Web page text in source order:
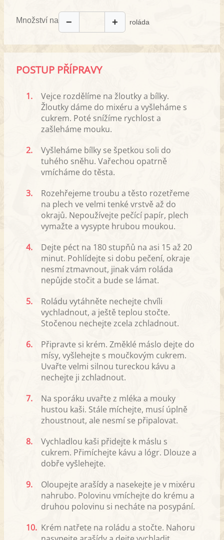
Množství na − + roláda
POSTUP PŘÍPRAVY
1.
Vejce rozdělíme na žloutky a bílky.
Žloutky dáme do mixéru a vyšleháme s
cukrem. Poté snížíme rychlost a
zašleháme mouku.
2.
Vyšleháme bílky se špetkou soli do
tuhého sněhu. Vařechou opatrně
vmícháme do těsta.
3.
Rozehřejeme troubu a těsto rozetřeme
na plech ve velmi tenké vrstvě až do
okrajů. Nepoužívejte pečící papír, plech
vymažte a vysypte hrubou moukou.
4.
Dejte péct na 180 stupňů na asi 15 až 20
minut. Pohlídejte si dobu pečení, okraje
nesmí ztmavnout, jinak vám roláda
nepůjde stočit a bude se lámat.
5.
Roládu vytáhněte nechejte chvíli
vychladnout, a ještě teplou stočte.
Stočenou nechejte zcela zchladnout.
6.
Připravte si krém. Změklé máslo dejte do
mísy, vyšlehejte s moučkovým cukrem.
Uvařte velmi silnou tureckou kávu a
nechejte ji zchladnout.
7.
Na sporáku uvařte z mléka a mouky
hustou kaši. Stále míchejte, musí úplně
zhoustnout, ale nesmí se připalovat.
8.
Vychladlou kaši přidejte k máslu s
cukrem. Přimíchejte kávu a lógr. Dlouze a
dobře vyšlehejte.
9.
Oloupejte arašídy a nasekejte je v mixéru
nahrubo. Polovinu vmíchejte do krému a
druhou polovinu si necháte na posypání.
10. Krém natřete na roládu a stočte. Nahoru